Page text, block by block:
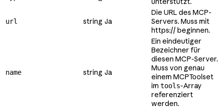
url string Ja
Die URL des MCP-
Servers. Muss mit
https:// beginnen.
name string Ja
Ein eindeutiger
Bezeichner für
diesen MCP-Server.
Muss von genau
einem MCPToolset
im tools-Array
referenziert
werden.